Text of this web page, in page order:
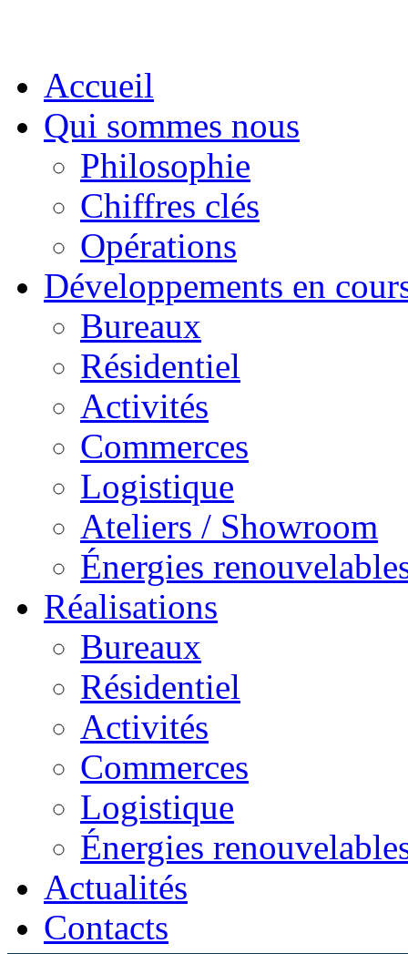
Accueil
Qui sommes nous
Philosophie
Chiffres clés
Opérations
Développements en
Bureaux
Résidentiel
Activités
Commerces
Logistique
Ateliers / Showroom
Énergies
Réalisations
Bureaux
Résidentiel
Activités
Commerces
Logistique
Énergies
Actualités
Contacts